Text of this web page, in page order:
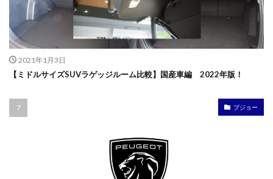
2021年1月3日
【ミドルサイズSUVラゲッジルーム比較】国産車編 2022年版！
プジョー